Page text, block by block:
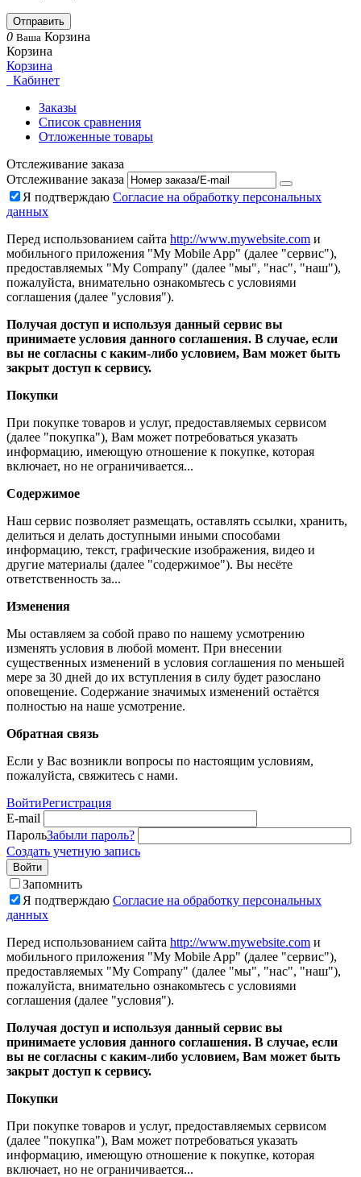
Отправить
0 Ваша Корзина
Корзина
Корзина
Кабинет
Заказы
Список сравнения
Отложенные товары
Отслеживание заказа
Отслеживание заказа
Я подтверждаю Согласие на обработку персональных
данных
Перед использованием сайта http://www.mywebsite.com и
мобильного приложения "My Mobile App" (далее "сервис"),
предоставляемых "My Company" (далее "мы", "нас", "наш"),
пожалуйста, внимательно ознакомьтесь с условиями
соглашения (далее "условия").
Получая доступ и используя данный сервис вы
принимаете условия данного соглашения. В случае, если
вы не согласны с каким-либо условием, Вам может быть
закрыт доступ к сервису.
Покупки
При покупке товаров и услуг, предоставляемых сервисом
(далее "покупка"), Вам может потребоваться указать
информацию, имеющую отношение к покупке, которая
включает, но не ограничивается...
Содержимое
Наш сервис позволяет размещать, оставлять ссылки, хранить,
делиться и делать доступными иными способами
информацию, текст, графические изображения, видео и
другие материалы (далее "содержимое"). Вы несёте
ответственность за...
Изменения
Мы оставляем за собой право по нашему усмотрению
изменять условия в любой момент. При внесении
существенных изменений в условия соглашения по меньшей
мере за 30 дней до их вступления в силу будет разослано
оповещение. Содержание значимых изменений остаётся
полностью на наше усмотрение.
Обратная связь
Если у Вас возникли вопросы по настоящим условиям,
пожалуйста, свяжитесь с нами.
ВойтиРегистрация
E-mail
ПарольЗабыли пароль?
Создать учетную запись
Войти
Запомнить
Я подтверждаю Согласие на обработку персональных
данных
Перед использованием сайта http://www.mywebsite.com и
мобильного приложения "My Mobile App" (далее "сервис"),
предоставляемых "My Company" (далее "мы", "нас", "наш"),
пожалуйста, внимательно ознакомьтесь с условиями
соглашения (далее "условия").
Получая доступ и используя данный сервис вы
принимаете условия данного соглашения. В случае, если
вы не согласны с каким-либо условием, Вам может быть
закрыт доступ к сервису.
Покупки
При покупке товаров и услуг, предоставляемых сервисом
(далее "покупка"), Вам может потребоваться указать
информацию, имеющую отношение к покупке, которая
включает, но не ограничивается...